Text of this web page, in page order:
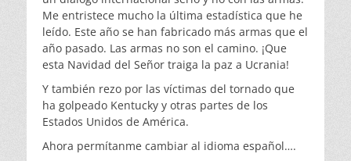
Me entristece mucho la última estadística que he
leído. Este año se han fabricado más armas que el
año pasado. Las armas no son el camino. ¡Que
esta Navidad del Señor traiga la paz a Ucrania!
Y también rezo por las víctimas del tornado que
ha golpeado Kentucky y otras partes de los
Estados Unidos de América.
Ahora permítanme cambiar al idioma español….